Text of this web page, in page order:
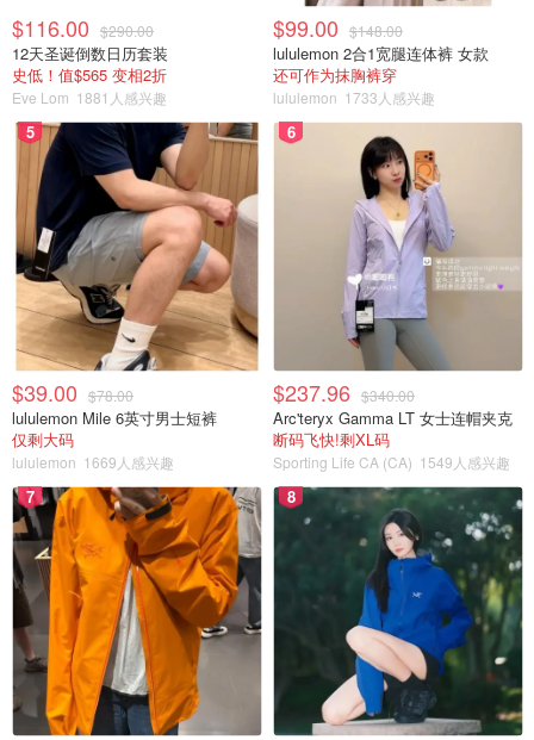
$116.00 $290.00
12天圣诞倒数日历套装
史低！值$565 变相2折
Eve Lom 1881人感兴趣
$99.00 $148.00
lululemon 2合1宽腿连体裤 女款
还可作为抹胸裤穿
lululemon 1733人感兴趣
5
$39.00 $78.00
lululemon Mile 6英寸男士短裤
仅剩大码
lululemon 1669人感兴趣
6
$237.96 $340.00
Arc'teryx Gamma LT 女士连帽夹克
断码飞快!剩XL码
Sporting Life CA (CA) 1549人感兴趣
7 8